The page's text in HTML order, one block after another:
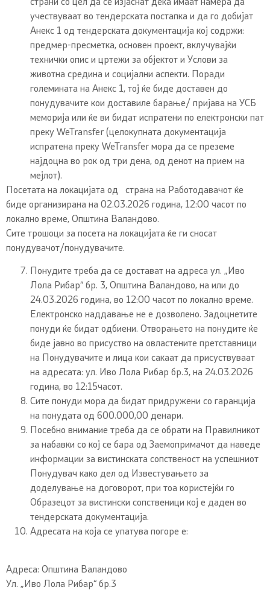
страни со цел да се изјаснат дека имаат намера да
учествуваат во тендерската постапка и да го добијат
Анекс 1 од тендерската документација кој содржи:
предмер-пресметка, основен проект, вклучувајќи
технички опис и цртежи за објектот и Услови за
животна средина и социјални аспекти. Поради
големината на Анекс 1, тој ќе биде доставен до
понудувачите кои доставиле барање/ пријава на УСБ
меморија или ќе ви бидат испратени по електронски пат
преку WeTransfer (целокупната документација
испратена преку WeTransfer мора да се преземе
најдоцна во рок од три дена, од денот на прием на
мејлот).
Посетата на локацијата од страна на Работодавачот ќе
биде организирана на 02.03.2026 година, 12:00 часот по
локално време, Општина Валандово.
Сите трошоци за посета на локацијата ќе ги сносат
понудувачот/понудувачите.
Понудите треба да се достават на адреса ул. „Иво
Лола Рибар“ бр. 3, Општина Валандово, на или до
24.03.2026 година, во 12:00 часот по локално време.
Електронско наддавање не е дозволено. Задоцнетите
понуди ќе бидат одбиени. Отворањето на понудите ќе
биде јавно во присуство на овластените претставници
на Понудувачите и лица кои сакаат да присуствуваат
на адресата: ул. Иво Лола Рибар бр.3, на 24.03.2026
година, во 12:15часот.
Сите понуди мора да бидат придружени со гаранција
на понудата од 600.000,00 денари.
Посебно внимание треба да се обрати на Правилникот
за набавки со кој се бара од Заемопримачот да наведе
информации за вистинската сопственост на успешниот
Понудувач како дел од Известувањето за
доделување на договорот, при тоа користејќи го
Образецот за вистински сопственици кој е даден во
тендерската документација.
Адресата на која се упатува погоре е:
Адреса: Општина Валандово
Ул. „Иво Лола Рибар“ бр.3